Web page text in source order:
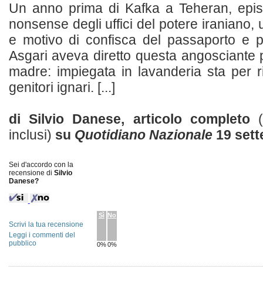
Un anno prima di Kafka a Teheran,
nonsense degli uffici del potere iraniano,
e motivo di confisca del passaporto e
Asgari aveva diretto questa angosciante
madre: impiegata in lavanderia sta per
genitori ignari. [...]
di Silvio Danese, articolo completo
inclusi) su Quotidiano Nazionale19
Sei d'accordo con la
recensione di Silvio
Danese?
Sì
0%
No
0%
Scrivi la tua recensione
Leggi i commenti del
pubblico